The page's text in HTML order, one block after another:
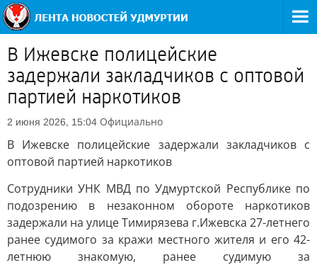
В Ижевске полицейские
задержали закладчиков с оптовой
партией наркотиков
2 июня 2026, 15:04 Официально
В Ижевске полицейские задержали закладчиков с
оптовой партией наркотиков
Сотрудники УНК МВД по Удмуртской Республике по
подозрению в незаконном обороте наркотиков
задержали на улице Тимирязева г.Ижевска 27-летнего
ранее судимого за кражи местного жителя и его 42-
летнюю знакомую, ранее судимую за